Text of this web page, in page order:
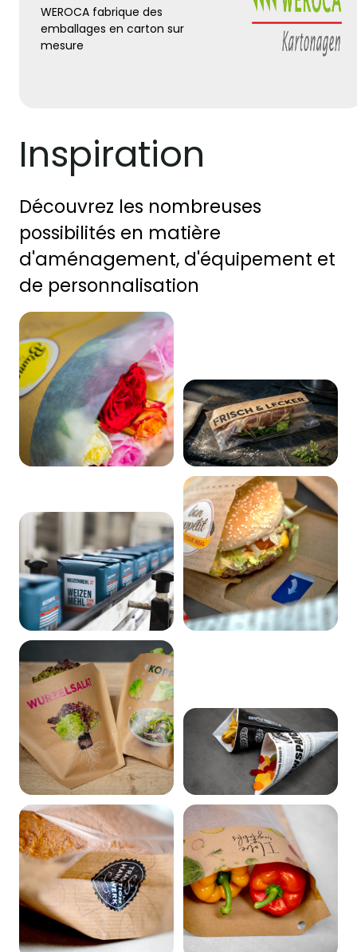
WEROCA fabrique des
emballages en carton sur
mesure
Inspiration
Découvrez les nombreuses
possibilités en matière
d'aménagement, d'équipement et
de personnalisation